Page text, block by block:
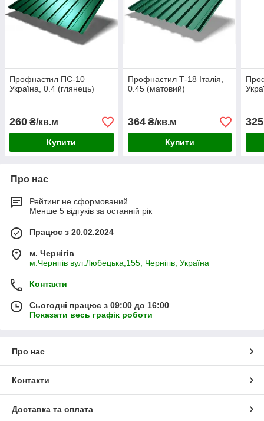
Профнастил ПС-10
Україна, 0.4 (глянець)
260 ₴/кв.м
Купити
Профнастил Т-18 Італія,
0.45 (матовий)
364₴/кв.м
Купити
325
Про нас
Рейтинг не сформований
Менше 5 відгуків за останній рік
Працює з 20.02.2024
м. Чернігів
м.Чернігів вул.Любецька,155, Чернігів, Україна
Контакти
Сьогодні працює з 09:00 до 16:00
Показати весь графік роботи
Про нас
Контакти
Доставка та оплата